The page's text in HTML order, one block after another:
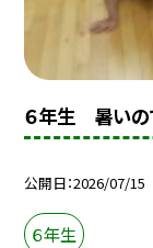
６年生 暑いので
公開日 2026/07/15
６年生